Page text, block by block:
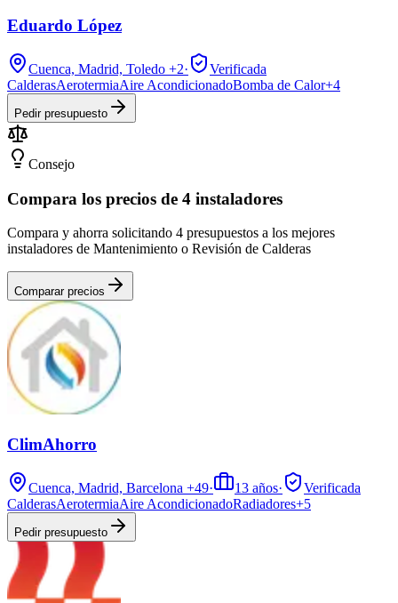
Eduardo López
Cuenca, Madrid, Toledo +2·
Verificada
CalderasAerotermiaAire AcondicionadoBomba de Calor+4
Pedir presupuesto
Consejo
Compara los precios de 4 instaladores
Compara y ahorra solicitando 4 presupuestos a los mejores
instaladores de Mantenimiento o Revisión de Calderas
Comparar precios
ClimAhorro
Cuenca, Madrid, Barcelona +49· 13 años·
Verificada
CalderasAerotermiaAire AcondicionadoRadiadores+5
Pedir presupuesto